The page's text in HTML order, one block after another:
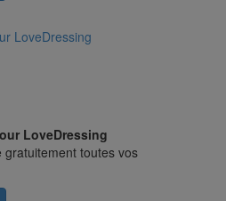
LoveDressing
LoveDressing
gratuitement toutes vos